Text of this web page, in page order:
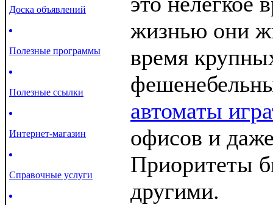
Доска объявлений
Полезные программы
Полезные ссылки
Интернет-магазин
Справочные услуги
жизнью они
время
автоматы
офисов и
Приоритеты
другими.